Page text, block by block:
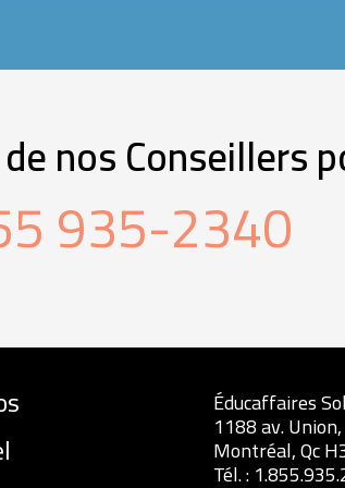
nos Conseillers
935-2340
Éducaffaires
1188 av.
Montréal, Qc
Tél. :